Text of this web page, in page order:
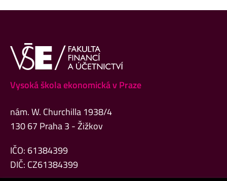
Vysoká škola ekonomická v Praze
nám. W. Churchilla 1938/4
130 67 Praha 3 - Žižkov
IČO: 61384399
DIČ: CZ61384399